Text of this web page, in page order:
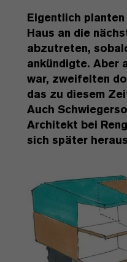
Eigentlich
Haus an die
abzutreten,
ankündigte. Aber
war, zweifelten
das zu diesem
Auch
Architekt bei
sich später